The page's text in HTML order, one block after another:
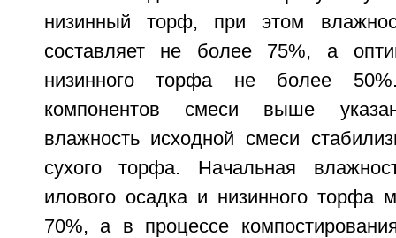
низинный торф, при этом
составляет не более 75%, а
низинного торфа не более
компонентов смеси выше
влажность исходной смеси
сухого торфа. Начальная
илового осадка и низинного торфа
70%, а в процессе